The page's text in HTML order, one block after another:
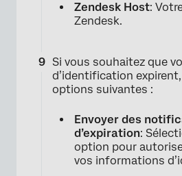
Zendesk Host:
Zendesk.
Si vous souhaitez que
d’identification
options suivantes :
Envoyer des
d’expiration:
option pour
vos informations